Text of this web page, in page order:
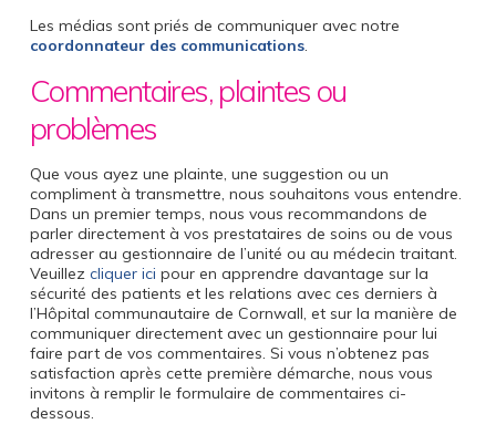
Les médias sont priés de communiquer avec notre
coordonnateur des communications.
Commentaires, plaintes ou
problèmes
Que vous ayez une plainte, une suggestion ou un
compliment à transmettre, nous souhaitons vous entendre.
Dans un premier temps, nous vous recommandons de
parler directement à vos prestataires de soins ou de vous
adresser au gestionnaire de l’unité ou au médecin traitant.
Veuillez cliquer ici pour en apprendre davantage sur la
sécurité des patients et les relations avec ces derniers à
l’Hôpital communautaire de Cornwall, et sur la manière de
communiquer directement avec un gestionnaire pour lui
faire part de vos commentaires. Si vous n’obtenez pas
satisfaction après cette première démarche, nous vous
invitons à remplir le formulaire de commentaires ci-
dessous.